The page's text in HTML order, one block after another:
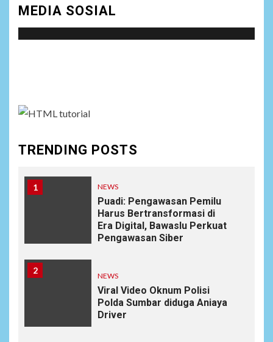
MEDIA SOSIAL
TRENDING POSTS
1 NEWS
Puadi: Pengawasan Pemilu
Harus Bertransformasi di
Era Digital, Bawaslu Perkuat
Pengawasan Siber
2
NEWS
Viral Video Oknum Polisi
Polda Sumbar diduga Aniaya
Driver